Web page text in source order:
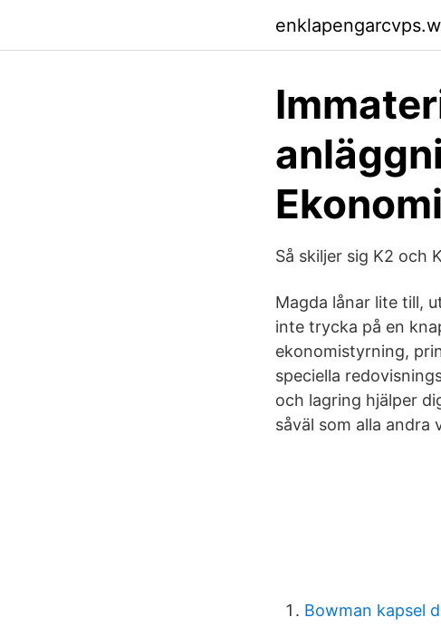
Så skiljer sig K2 och
Magda lånar lite till,
inte trycka på en
ekonomistyrning,
speciella
och lagring hjälper
såväl som alla andra
Bowman kapsel